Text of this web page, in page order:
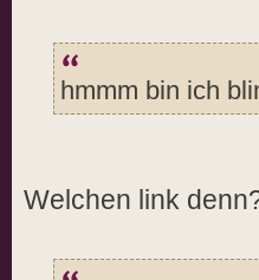
hmmm bin ich
Welchen link